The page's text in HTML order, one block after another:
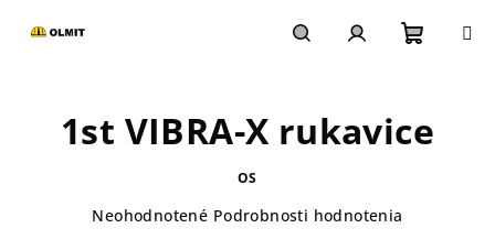
košík
1st VIBRA-X rukavice
OS
Priemerné
Neohodnotené Podrobnosti hodnotenia